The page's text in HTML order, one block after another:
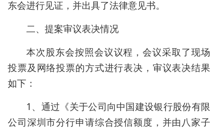
东会进行见证，并出具了法律意见书。
二、提案审议表决情况
本次股东会按照会议议程，会议采取了现场
投票及网络投票的方式进行表决，审议表决结果
如下：
1、通过《关于公司向中国建设银行股份有限
公司深圳市分行申请综合授信额度，并由八家子